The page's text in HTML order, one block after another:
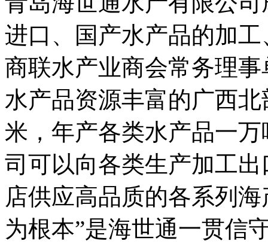
进口、国产水产品的加
商联水产业商会常务理
水产品资源丰富的广西
米，年产各类水产品一
司可以向各类生产加工
店供应高品质的各系列
为根本”是海世通一贯信